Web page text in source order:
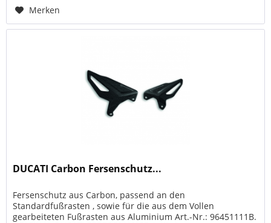
Merken
DUCATI Carbon Fersenschutz...
Fersenschutz aus Carbon, passend an den
Standardfußrasten , sowie für die aus dem Vollen
gearbeiteten Fußrasten aus Aluminium Art.-Nr.: 96451111B.